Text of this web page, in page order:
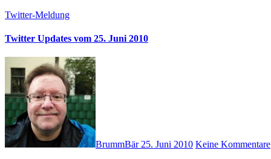
Twitter-Meldung
Twitter Updates vom 25. Juni 2010
BrummBär 25. Juni 2010 Keine Kommentare